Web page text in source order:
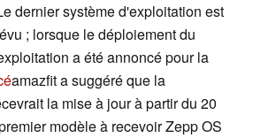
dernier système d'exploitation est
; lorsque le déploiement du
a été annoncé pour la
amazfit a suggéré que la
la mise à jour à partir du 20
modèle à recevoir Zepp OS